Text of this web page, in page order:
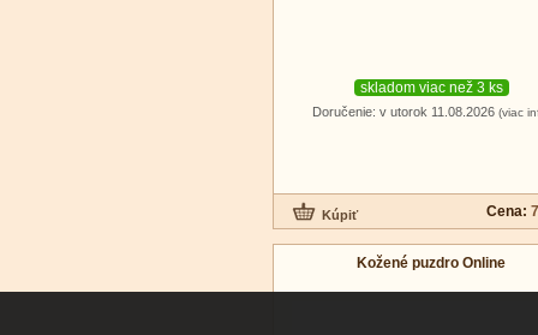
skladom viac než 3 ks
Doručenie: v utorok 11.08.2026 (viac
Cena:
Kožené puzdro Online